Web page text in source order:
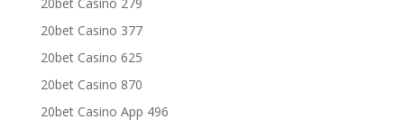
20bet Casino 377
20bet Casino 625
20bet Casino 870
20bet Casino App 496